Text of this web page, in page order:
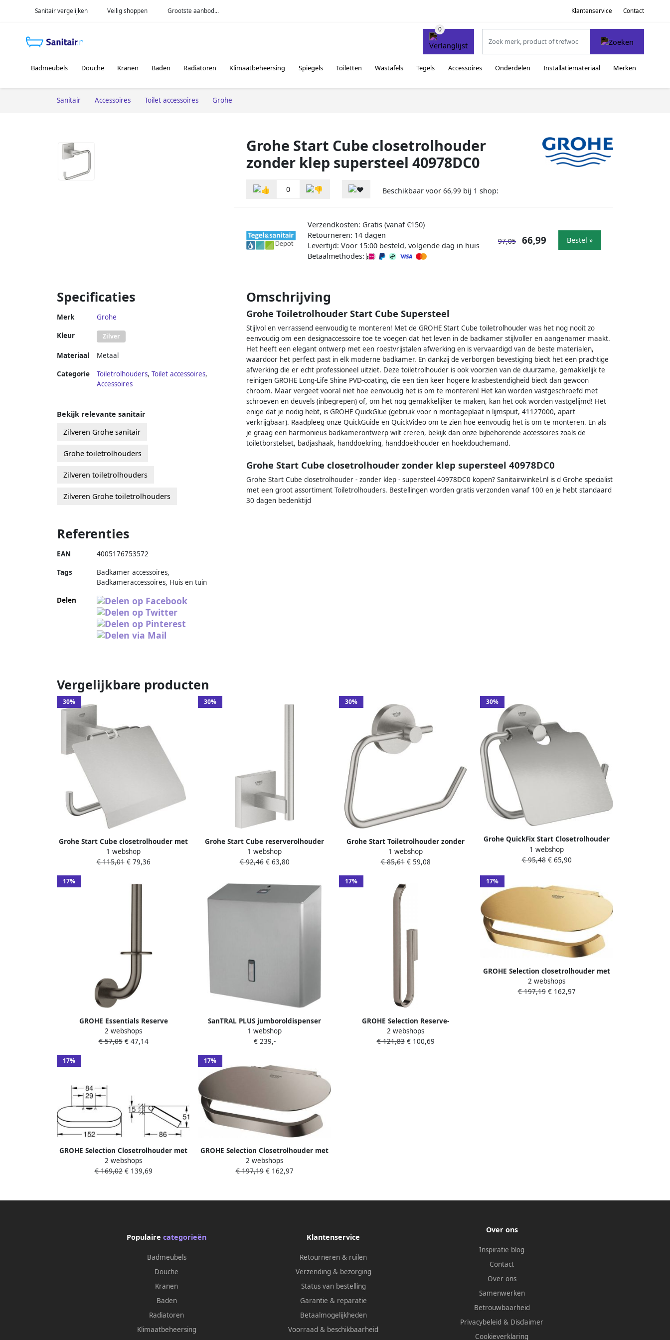
Sanitair vergelijken Veilig shoppen Grootste aanbod... Klantenservice Contact
Badmeubels Douche Kranen Baden Radiatoren Klimaatbeheersing Spiegels Toiletten Wastafels Tegels Accessoires Onderdelen Installatiemateriaal Merken
Sanitair Accessoires Toilet accessoires Grohe
Grohe Start Cube closetrolhouder
zonder klep supersteel 40978DC0
0 Beschikbaar voor 66,99 bij 1 shop:
Verzendkosten: Gratis (vanaf €150)
Retourneren: 14 dagen
Levertijd: Voor 15:00 besteld, volgende dag in huis
Betaalmethodes:
97,05 66,99 Bestel »
Specificaties
Merk Grohe
Kleur Zilver
Materiaal Metaal
Categorie Toiletrolhouders, Toilet accessoires,
Accessoires
Omschrijving
Grohe Toiletrolhouder Start Cube Supersteel
Stijlvol en verrassend eenvoudig te monteren! Met de GROHE Start Cube toiletrolhouder was het nog nooit zo
eenvoudig om een designaccessoire toe te voegen dat het leven in de badkamer stijlvoller en aangenamer maakt.
Het heeft een elegant ontwerp met een roestvrijstalen afwerking en is vervaardigd van de beste materialen,
waardoor het perfect past in elk moderne badkamer. En dankzij de verborgen bevestiging biedt het een prachtige
afwerking die er echt professioneel uitziet. Deze toiletrolhouder is ook voorzien van de duurzame, gemakkelijk te
reinigen GROHE Long-Life Shine PVD-coating, die een tien keer hogere krasbestendigheid biedt dan gewoon
chroom. Maar vergeet vooral niet hoe eenvoudig het is om te monteren! Het kan worden vastgeschroefd met
schroeven en deuvels (inbegrepen) of, om het nog gemakkelijker te maken, kan het ook worden vastgelijmd! Het
enige dat je nodig hebt, is GROHE QuickGlue (gebruik voor n montageplaat n lijmspuit, 41127000, apart
verkrijgbaar). Raadpleeg onze QuickGuide en QuickVideo om te zien hoe eenvoudig het is om te monteren. En als
je graag een harmonieus badkamerontwerp wilt creren, bekijk dan onze bijbehorende accessoires zoals de
toiletborstelset, badjashaak, handdoekring, handdoekhouder en hoekdouchemand.
Grohe Start Cube closetrolhouder zonder klep supersteel 40978DC0
Grohe Start Cube closetrolhouder - zonder klep - supersteel 40978DC0 kopen? Sanitairwinkel.nl is d Grohe specialist
met een groot assortiment Toiletrolhouders. Bestellingen worden gratis verzonden vanaf 100 en je hebt standaard
30 dagen bedenktijd
Bekijk relevante sanitair
Zilveren Grohe sanitair
Grohe toiletrolhouders
Zilveren toiletrolhouders
Zilveren Grohe toiletrolhouders
Referenties
EAN 4005176753572
Tags
Badkamer accessoires,
Badkameraccessoires, Huis en tuin
Delen
Vergelijkbare producten
30%
Grohe Start Cube closetrolhouder met
klep supersteel 41102dc0
1 webshop
€ 115,01€ 79,36
30%
Grohe Start Cube reserverolhouder
voor 1 rol supersteel 40979DC0
1 webshop
€ 92,46€ 63,80
30%
Grohe Start Toiletrolhouder zonder
deksel supersteel RVS-look 41200DC0
1 webshop
€ 85,61€ 59,08
30%
Grohe QuickFix Start Closetrolhouder
16 7x4 4x11 9 cm Supersteel
1 webshop
€ 95,48€ 65,90
17%
GROHE Essentials Reserve
toiletrolhouder rond wand 1x stang 1-
gats metaal hard graphite geborsteld
2 webshops
€ 57,05€ 47,14
SanTRAL PLUS jumboroldispenser
groot Smart-Ready RVS
1 webshop
€ 239,-
17%
GROHE Selection Reserve-
closetrolhouder wand 2 rollen metaal
hard graphite geborsteld
2 webshops
€ 121,83€ 100,69
17%
GROHE Selection closetrolhouder met
deksel wand metaal cool sunrise
geborsteld 41069GN0
2 webshops
€ 197,19€ 162,97
17%
GROHE Selection Closetrolhouder met
deksel wand metaal supersteel
2 webshops
€ 169,02€ 139,69
17%
GROHE Selection Closetrolhouder met
deksel wand metaal hard graphite
geborsteld 41069AL0
2 webshops
€ 197,19€ 162,97
Populaire categorieën
Badmeubels
Douche
Kranen
Baden
Radiatoren
Klimaatbeheersing
Klantenservice
Retourneren & ruilen
Verzending & bezorging
Status van bestelling
Garantie & reparatie
Betaalmogelijkheden
Voorraad & beschikbaarheid
Over ons
Inspiratie blog
Contact
Over ons
Samenwerken
Betrouwbaarheid
Privacybeleid & Disclaimer
Cookieverklaring